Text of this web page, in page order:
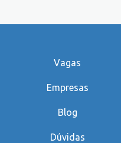
Vagas
Empresas
Blog
Dúvidas